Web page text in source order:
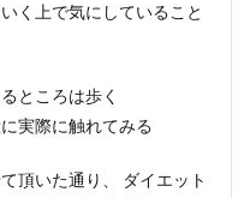
く上で気にしていること
ところは歩く
実際に触れてみる
頂いた通り、 ダイエット